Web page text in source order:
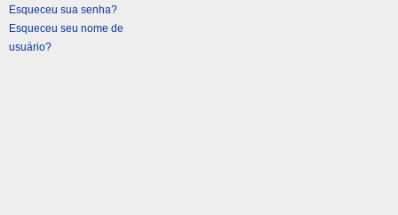
Esqueceu sua senha?
Esqueceu seu nome de
usuário?